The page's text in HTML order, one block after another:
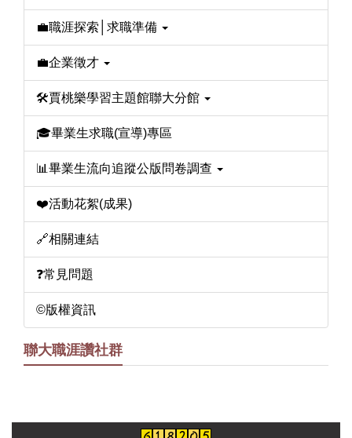
💼職涯探索│求職準備
💼企業徵才
🛠️賈桃樂學習主題館聯大分館
🎓畢業生求職(宣導)專區
📊畢業生流向追蹤公版問卷調查
❤️活動花絮(成果)
🔗相關連結
❓️常見問題
©版權資訊
聯大職涯讚社群